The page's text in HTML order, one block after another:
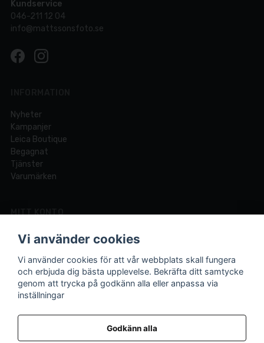
Kundservice
046-211 12 04
info@mattssonsfoto.se
Nyheter
Kampanjer
Leica Boutique
Begagnat
Tjänster
Varumärken
MITT KONTO
Logga in
Registrera dig
Glömt lösenord?
Vi är experter på foto och video med över 100 års
Vi använder cookies
Vi använder cookies för att vår webbplats skall fungera
och erbjuda dig bästa upplevelse. Bekräfta ditt samtycke
genom att trycka på godkänn alla eller anpassa via
inställningar
Godkänn alla